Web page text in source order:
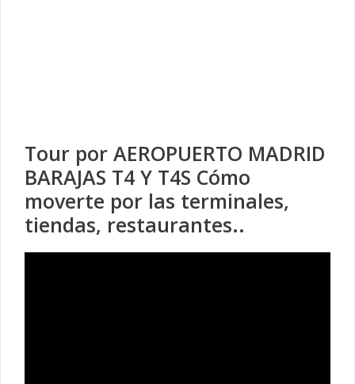
Tour por AEROPUERTO MADRID
BARAJAS T4 Y T4S Cómo
moverte por las terminales,
tiendas, restaurantes..